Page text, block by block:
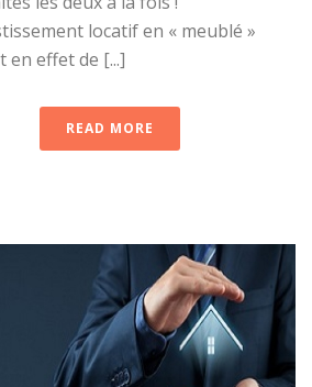
locatif en « meublé »
en effet de [...]
READ MORE